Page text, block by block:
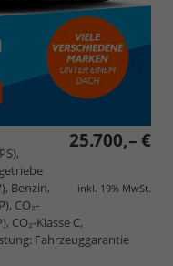
25.700,– €
inkl. 19% MwSt.
Benzin,
CO₂-
CO₂-Klasse C,
Fahrzeuggarantie